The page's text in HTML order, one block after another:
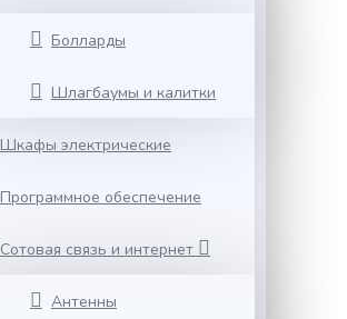
Болларды
Шлагбаумы и калитки
Шкафы электрические
Программное обеспечение
Сотовая связь и интернет
Антенны